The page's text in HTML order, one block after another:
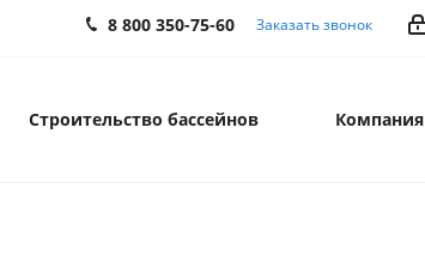
8 800 350-75-60 Заказать звонок
Строительство бассейнов Компания